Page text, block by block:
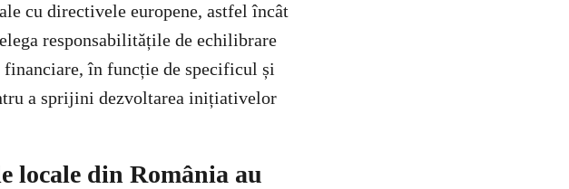
cu directivele europene, astfel încât
responsabilitățile de echilibrare
în funcție de specificul și
a sprijini dezvoltarea inițiativelor
locale din România au